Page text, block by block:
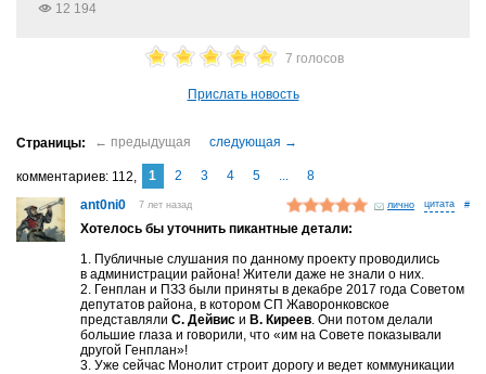
12 194
7 голосов
Прислать новость
комментариев 112 1 2 3 4 5 ...
8
ant0ni0
7 лет назад лично #
Хотелось бы уточнить пикантные детали:
1. Публичные слушания по данному проекту проводились
в администрации района! Жители даже не знали о них.
2. Генплан и ПЗЗ были приняты в декабре 2017 года Советом
депутатов района, в котором СП Жаворонковское
представлялиС. Дейвис и В. Киреев. Они потом делали
большие глаза и говорили, что «им на Совете показывали
другой Генплан»!
3. Уже сейчас Монолит строит дорогу и ведет коммуникации